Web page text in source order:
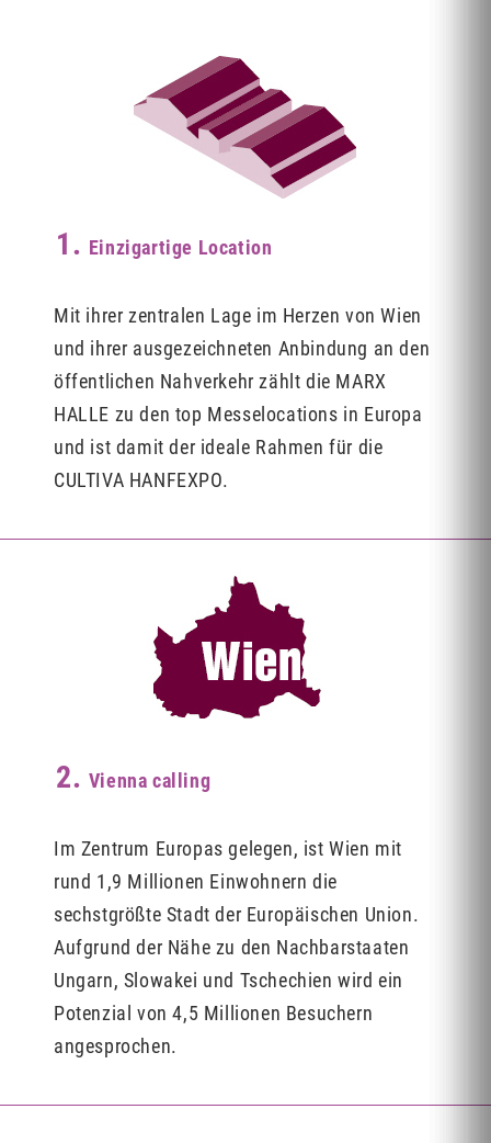
1. Einzigartige Location
Mit ihrer zentralen Lage im Herzen von Wien
und ihrer ausgezeichneten Anbindung an den
öffentlichen Nahverkehr zählt die MARX
HALLE zu den top Messelocations in Europa
und ist damit der ideale Rahmen für die
CULTIVA HANFEXPO.
2. Vienna calling
Im Zentrum Europas gelegen, ist Wien mit
rund 1,9 Millionen Einwohnern die
sechstgrößte Stadt der Europäischen Union.
Aufgrund der Nähe zu den Nachbarstaaten
Ungarn, Slowakei und Tschechien wird ein
Potenzial von 4,5 Millionen Besuchern
angesprochen.